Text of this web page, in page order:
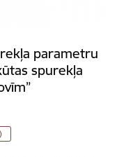
parametru
spurekļa